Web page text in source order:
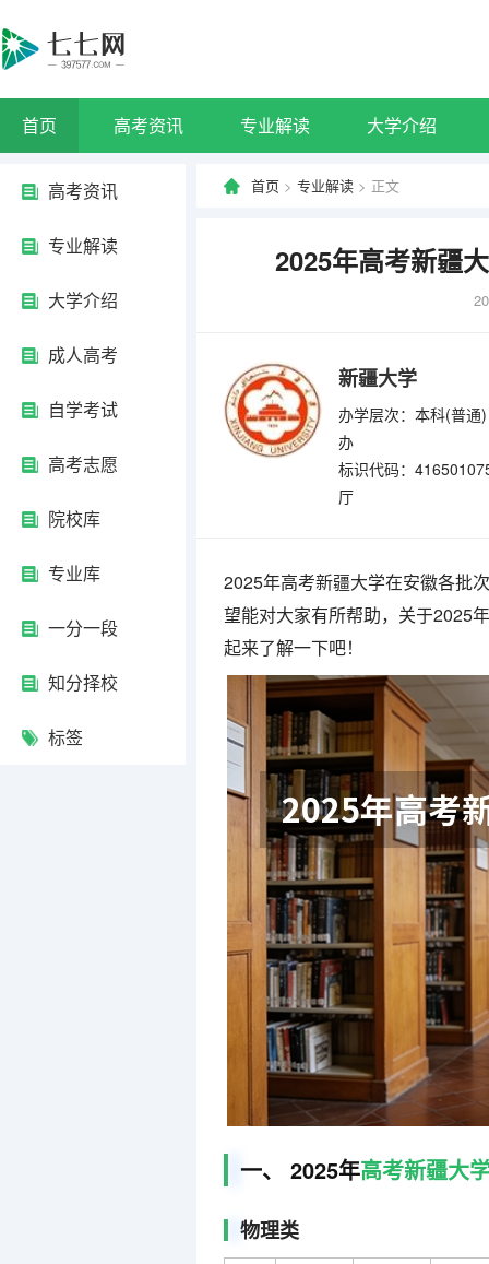
首页 高考资讯 专业解读 大学介绍
高考资讯
专业解读
大学介绍
成人高考
自学考试
高考志愿
院校库
专业库
一分一段
知分择校
标签
首页 > 专业解读 > 正文
2025年高考新疆
新疆大学
办学层次：本科(普通)
办
标识代码：
厅
2025年高考新疆大学在安徽各批
望能对大家有所帮助，关于2025
起来了解一下吧！
一、 2025年高考新疆大
物理类